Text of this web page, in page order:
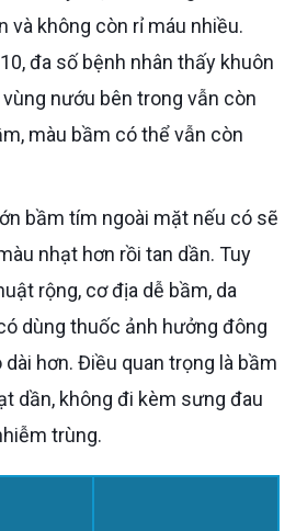
và không còn rỉ máu nhiều.
đa số bệnh nhân thấy khuôn
nướu bên trong vẫn còn
màu bầm có thể vẫn còn
nhạt hơn rồi tan dần. Tuy
rộng, cơ địa dễ bầm, da
dùng thuốc ảnh hưởng đông
hơn. Điều quan trọng là bầm
dần, không đi kèm sưng đau
trùng.